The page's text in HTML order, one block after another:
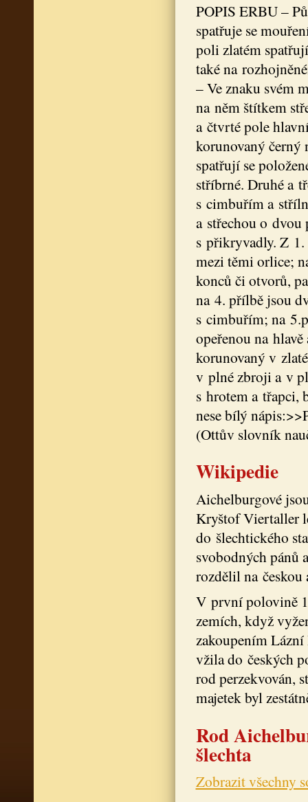
POPIS ERBU –
spatřuje se
poli zlatém
také na
– Ve znaku svém
na něm štítkem
a čtvrté pole
korunovaný černý
spatřují se
stříbrné. Druhé a
s cimbuřím a
a střechou o dvou
s přikryvadly. Z
mezi těmi orlice;
konců či otvorů,
na 4. přílbě jsou
s cimbuřím; na
opeřenou na
korunovaný v
v plné zbroji a v
s hrotem a třapci,
nese bílý
(Ottův slovník
Wikipedie
Aichelburgové
Kryštof Viertaller
do šlechtického
svobodných pánů
rozdělil na českou
V první polovině
zemích, když
zakoupením Lázní
vžila do českých
rod perzekvován,
majetek byl
Rod
šlechta
Zobrazit všechny